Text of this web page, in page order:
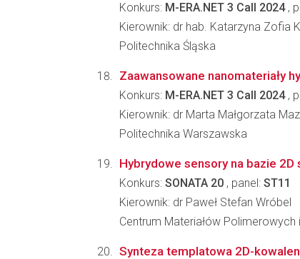
Konkurs: M-ERA.NET 3 Call 2024,
Kierownik: dr hab. Katarzyna Zofia
Politechnika Śląska
Zaawansowane nanomateriały
Konkurs: M-ERA.NET 3 Call 2024,
Kierownik: dr Marta Małgorzata
Politechnika Warszawska
Hybrydowe sensory na bazie
Konkurs: SONATA 20 , panel: ST11
Kierownik: dr Paweł Stefan Wróbel
Centrum Materiałów Polimerowych
Synteza templatowa 2D-